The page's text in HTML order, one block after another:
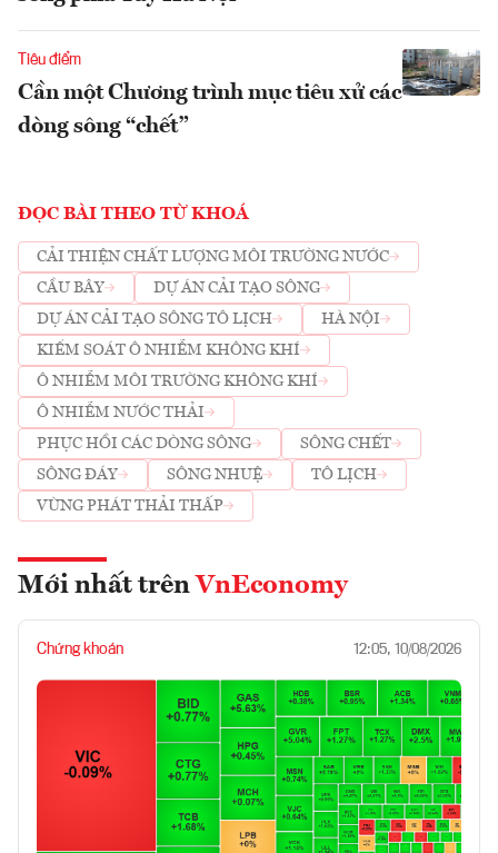
Tiêu điểm
Cần một Chương trình mục tiêu xử các
dòng sông “chết”
ĐỌC BÀI THEO TỪ KHOÁ
CẢI THIỆN CHẤT LƯỢNG MÔI TRƯỜNG NƯỚC
CẦU BÂY
DỰ ÁN CẢI TẠO SÔNG
DỰ ÁN CẢI TẠO SÔNG TÔ LỊCH
HÀ NỘI
KIỂM SOÁT Ô NHIỄM KHÔNG KHÍ
Ô NHIỄM MÔI TRƯỜNG KHÔNG KHÍ
Ô NHIỄM NƯỚC THẢI
PHỤC HỒI CÁC DÒNG SÔNG
SÔNG CHẾT
SÔNG ĐÁY
SÔNG NHUỆ
TÔ LỊCH
VÙNG PHÁT THẢI THẤP
Mới nhất trên VnEconomy
Chứng khoán 12:05, 10/08/2026